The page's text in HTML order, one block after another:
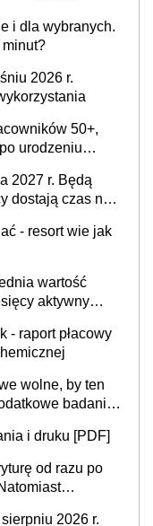
i dla wybranych.
2026 r.
50+,
urodzeniu
na rzecz
2027 r. Będą
dostają czas na
- resort wie jak
wartość
aktywny
- raport płacowy
wolne, by ten
badania.
i druku [PDF]
od razu po
2026 r.